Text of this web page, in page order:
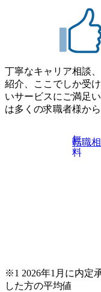
どはなく、個別選考
りの拘束時間は1時
※1次面接と最終面接
おりますが、調整が
ン 書類選考通過者
ラインまたはオフラ
募となります。他オ
たしかねますのでご
歴を2年以上お持ち
ポジションに応募意
ネスレベルの方 ※日
試験N1またはそれ相
力)
丁寧なキャリア相談
紹介、ここでしか受
いサービスにご満足
は多くの求職者様か
無
料
転職
※1 2026年1月に内定
した方の平均値